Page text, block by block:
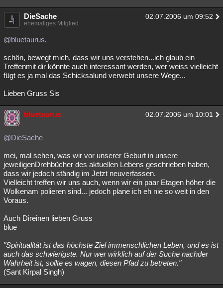
DieSache 02.07.2006 um 09:52
ehemaliges Mitglied
@bluetaurus,
schön, bewegt mich, dass wir uns verstehen...ich glaub ein
Treffenmit dir könnte auch interessant werden, wer weiss vielleicht
fügt es ja mal das Schicksalund verwebt unsere Wege...
Lieben Gruss Sis
bluetaurus 02.07.2006 um 10:01
@DieSache
mei, mal sehen, was wir vor unserer Geburt in unsere
jeweiligenDrehbücher des aktuellen Lebens geschrieben haben,
dass wir jedoch ständig im Jetzt neuverfassen.
Vielleicht treffen wir uns auch, wenn wir ein paar Etagen höher die
Wolkenam polieren sind... jedoch plane ich eh nie so weit in den
Voraus.
Auch Direinen lieben Gruss
blue
"Spiritualität ist das höchste Ziel immenschlichen Leben, und es ist
auch das schwierigste. Nur wer wirklich auf der Suche nachder
Wahrheit ist, sollte es wagen, diesen Pfad zu betreten."
(Sant Kirpal Singh)